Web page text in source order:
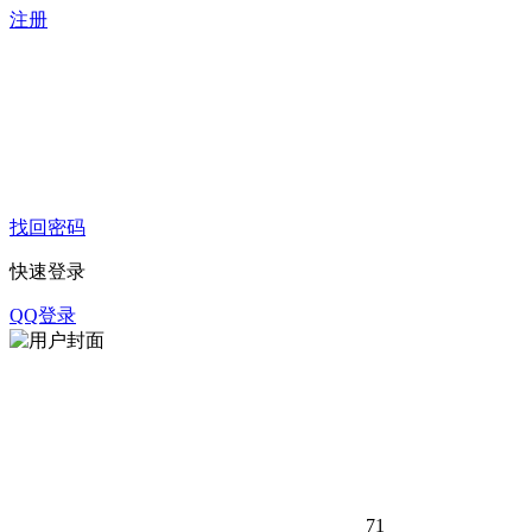
注册
找回密码
快速登录
QQ登录
71